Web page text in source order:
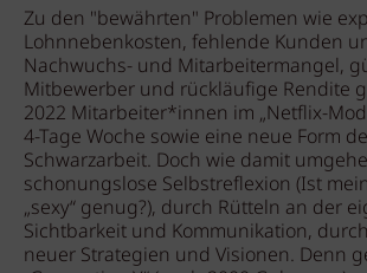
Zu den "bewährten" Problemen wie
Lohnnebenkosten, fehlende Kunden
Nachwuchs- und Mitarbeitermangel,
Mitbewerber und rückläufige Rendite
2022 Mitarbeiter*innen im „Netflix-
4-Tage Woche sowie eine neue Form
Schwarzarbeit. Doch wie damit
schonungslose Selbstreflexion (Ist
„sexy“ genug?), durch Rütteln an der
Sichtbarkeit und Kommunikation,
neuer Strategien und Visionen. Denn